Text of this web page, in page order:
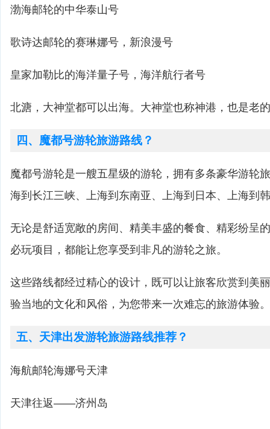
渤海邮轮的中华泰山号
歌诗达邮轮的赛琳娜号，新浪漫号
皇家加勒比的海洋量子号，海洋航行者号
北溏，大神堂都可以出海。大神堂也称神港，也是老
四、魔都号游轮旅游路线？
魔都号游轮是一艘五星级的游轮，拥有多条豪华游轮
海到长江三峡、上海到东南亚、上海到日本、上海到
无论是舒适宽敞的房间、精美丰盛的餐食、精彩纷呈
必玩项目，都能让您享受到非凡的游轮之旅。
这些路线都经过精心的设计，既可以让旅客欣赏到美
验当地的文化和风俗，为您带来一次难忘的旅游体验。
五、天津出发游轮旅游路线推荐？
海航邮轮海娜号天津
天津往返——济州岛